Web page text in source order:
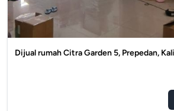
Dijual rumah Citra Garden 5, Prepedan,